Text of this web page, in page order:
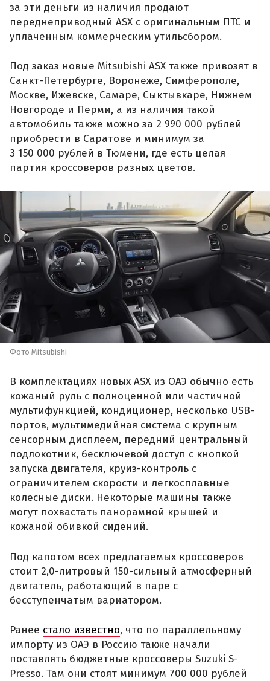
за эти деньги из наличия продают
переднеприводный ASX с оригинальным ПТС и
уплаченным коммерческим утильсбором.
Под заказ новые Mitsubishi ASX также привозят в
Санкт-Петербурге, Воронеже, Симферополе,
Москве, Ижевске, Самаре, Сыктывкаре, Нижнем
Новгороде и Перми, а из наличия такой
автомобиль также можно за 2 990 000 рублей
приобрести в Саратове и минимум за
3 150 000 рублей в Тюмени, где есть целая
партия кроссоверов разных цветов.
Фото Mitsubishi
В комплектациях новых ASX из ОАЭ обычно есть
кожаный руль с полноценной или частичной
мультифункцией, кондиционер, несколько USB-
портов, мультимедийная система с крупным
сенсорным дисплеем, передний центральный
подлокотник, бесключевой доступ с кнопкой
запуска двигателя, круиз-контроль с
ограничителем скорости и легкосплавные
колесные диски. Некоторые машины также
могут похвастать панорамной крышей и
кожаной обивкой сидений.
Под капотом всех предлагаемых кроссоверов
стоит 2,0-литровый 150-сильный атмосферный
двигатель, работающий в паре с
бесступенчатым вариатором.
Ранее стало известно, что по параллельному
импорту из ОАЭ в Россию также начали
поставлять бюджетные кроссоверы Suzuki S-
Presso. Там они стоят минимум 700 000 рублей